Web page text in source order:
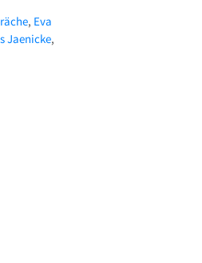
, Eva
Jaenicke,